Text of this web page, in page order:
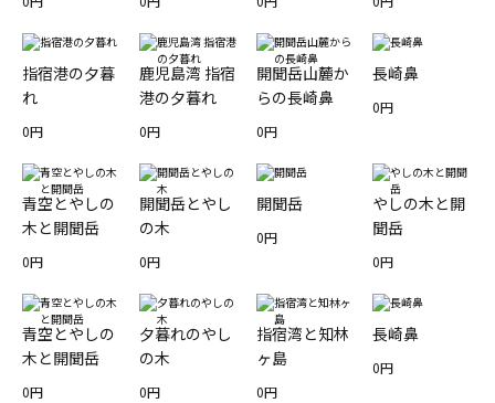
指宿港の夕暮
れ
0円
鹿児島湾 指宿
港の夕暮れ
0円
開聞岳山麓か
らの長崎鼻
0円
長崎鼻
0円
青空とやしの
木と開聞岳
0円
開聞岳とやし
の木
0円
開聞岳
0円
やしの木と開
聞岳
0円
青空とやしの
木と開聞岳
0円
夕暮れのやし
の木
0円
指宿湾と知林
ヶ島
0円
長崎鼻
0円